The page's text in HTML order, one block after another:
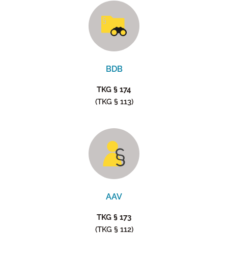
BDB
TKG § 174
(TKG § 113)
AAV
TKG § 173
(TKG § 112)